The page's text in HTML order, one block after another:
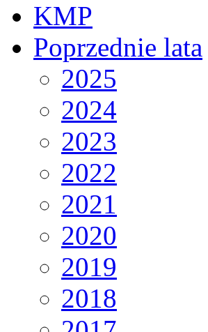
KMP
Poprzednie lata
2025
2024
2023
2022
2021
2020
2019
2018